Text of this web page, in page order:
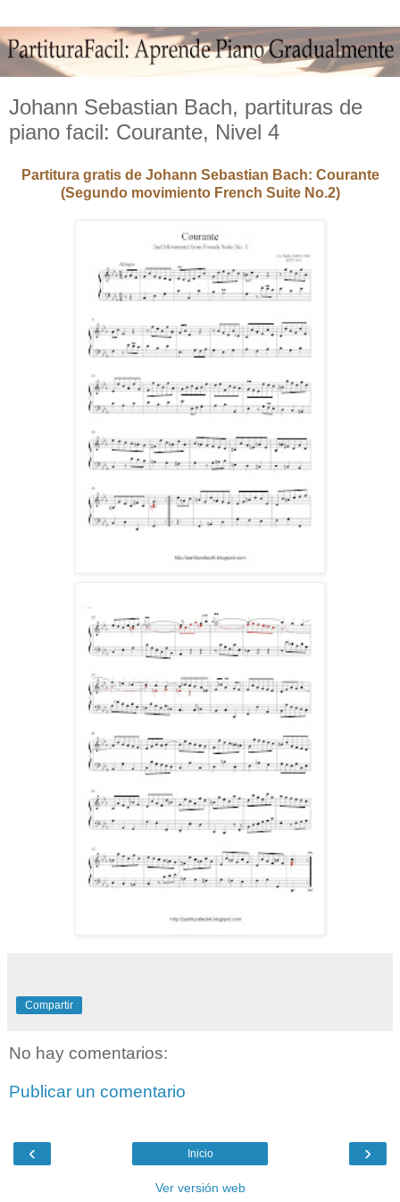
Johann Sebastian Bach, partituras de
piano facil: Courante, Nivel 4
Partitura gratis de Johann Sebastian Bach: Courante
(Segundo movimiento French Suite No.2)
Compartir
No hay comentarios:
Publicar un comentario
‹ ›
Inicio
Ver versión web